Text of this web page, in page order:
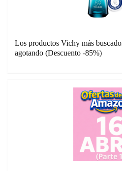
Los productos Vichy más
agotando (Descuento -85%)